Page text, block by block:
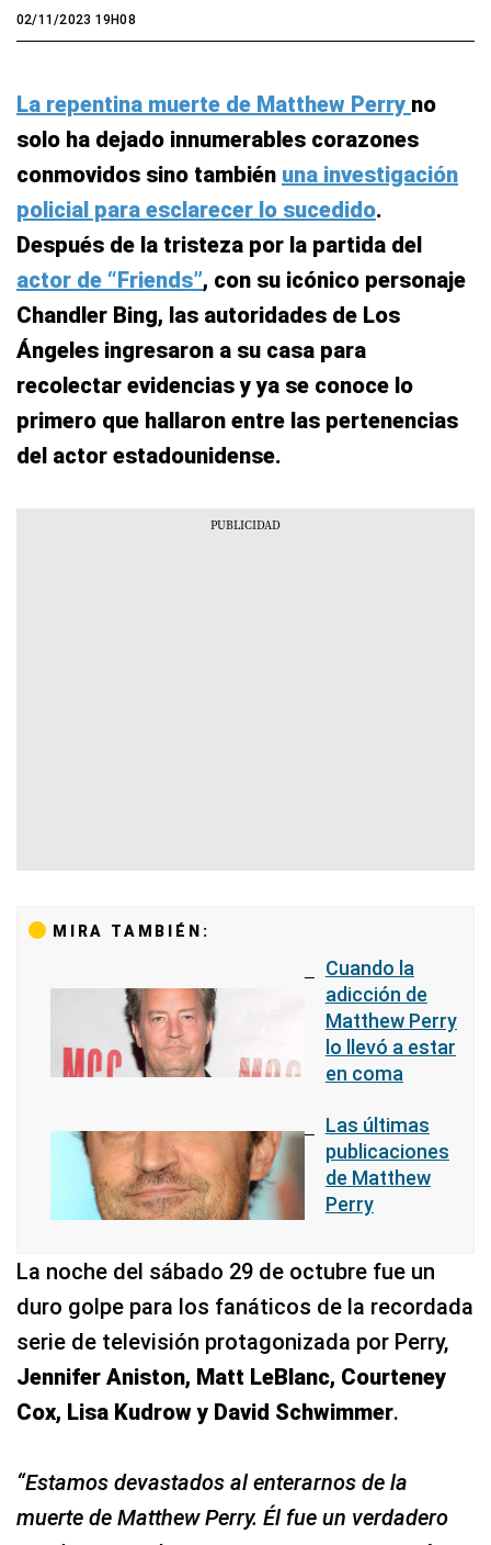
02/11/2023 19H08
La repentina muerte de Matthew Perry no
solo ha dejado innumerables corazones
conmovidos sino también una investigación
policial para esclarecer lo sucedido.
Después de la tristeza por la partida del
actor de “Friends”, con su icónico personaje
Chandler Bing, las autoridades de Los
Ángeles ingresaron a su casa para
recolectar evidencias y ya se conoce lo
primero que hallaron entre las pertenencias
del actor estadounidense.
MIRA TAMBIÉN:
Cuando la
adicción de
Matthew Perry
lo llevó a estar
en coma
Las últimas
publicaciones
de Matthew
Perry
La noche del sábado 29 de octubre fue un
duro golpe para los fanáticos de la recordada
serie de televisión protagonizada por Perry,
Jennifer Aniston, Matt LeBlanc, Courteney
Cox, Lisa Kudrow y David Schwimmer.
“Estamos devastados al enterarnos de la
muerte de Matthew Perry. Él fue un verdadero